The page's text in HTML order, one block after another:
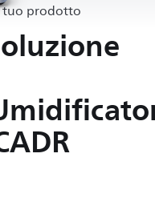
tuo prodotto